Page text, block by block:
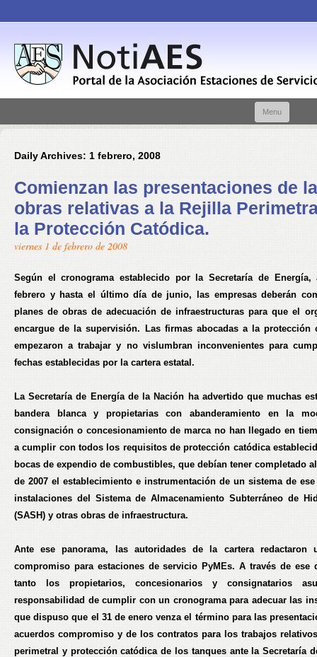
Menu
Daily Archives: 1 febrero, 2008
Comienzan las presentaciones de
obras relativas a la Rejilla
la Protección Catódica.
viernes 1 de febrero de 2008
Según el cronograma establecido por la Secretaría de
febrero y hasta el último día de junio, las empresas deberán
planes de obras de adecuación de infraestructuras para que el
encargue de la supervisión. Las firmas abocadas a la protección
empezaron a trabajar y no vislumbran inconvenientes para
fechas establecidas por la cartera estatal.
La Secretaría de Energía de la Nación ha advertido que muchas
bandera blanca y propietarias con abanderamiento en la
consignación o concesionamiento de marca no han llegado en
a cumplir con todos los requisitos de protección catódica
bocas de expendio de combustibles, que debían tener completado
de 2007 el establecimiento e instrumentación de un sistema de
instalaciones del Sistema de Almacenamiento Subterráneo de
(SASH) y otras obras de infraestructura.
Ante ese panorama, las autoridades de la cartera redactaron
compromiso para estaciones de servicio PyMEs. A través de ese
tanto los propietarios, concesionarios y consignatarios
responsabilidad de cumplir con un cronograma para adecuar las
que dispuso que el 31 de enero venza el término para las
acuerdos compromiso y de los contratos para los trabajos
perimetral y protección catódica de los tanques ante la Secretaría